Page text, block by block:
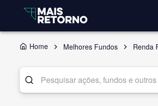
Home Melhores Fundos Renda